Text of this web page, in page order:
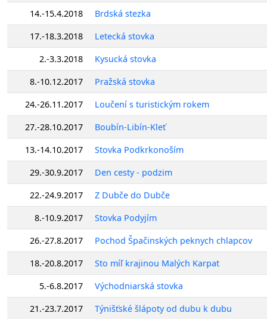
14.-15.4.2018
Brdská stezka
17.-18.3.2018
Letecká stovka
2.-3.3.2018
Kysucká stovka
8.-10.12.2017
Pražská stovka
24.-26.11.2017
Loučení s turistickým rokem
27.-28.10.2017
Boubín-Libín-Kleť
13.-14.10.2017
Stovka Podkrkonoším
29.-30.9.2017
Den cesty - podzim
22.-24.9.2017
Z Dubče do Dubče
8.-10.9.2017
Stovka Podyjím
26.-27.8.2017
Pochod Špačinských peknych chlapcov
18.-20.8.2017
Sto míľ krajinou Malých Karpat
5.-6.8.2017
Východniarská stovka
21.-23.7.2017
Týnišťské šlápoty od dubu k dubu